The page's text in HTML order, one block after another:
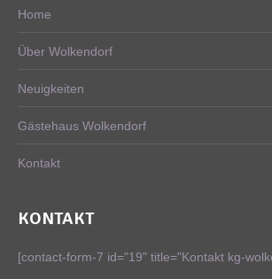
Home
Über Wolkendorf
Neuigkeiten
Gästehaus Wolkendorf
Kontakt
KONTAKT
[contact-form-7 id="19" title="Kontakt kg-